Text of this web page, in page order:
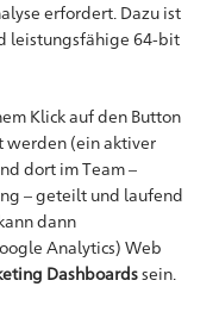
erfordert. Dazu ist
leistungsfähige 64-bit
Klick auf den Button
werden (ein aktiver
dort im Team –
– geteilt und laufend
dann
Analytics) Web
Dashboardssein.